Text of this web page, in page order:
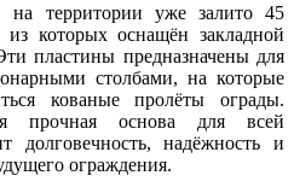
территории уже залито 45
которых оснащён закладной
пластины предназначены для
столбами, на которые
кованые пролёты ограды.
прочная основа для всей
долговечность, надёжность и
ограждения.